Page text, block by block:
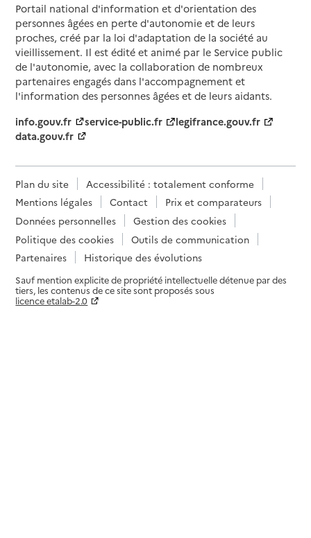
Portail national d'information et d'orientation des
personnes âgées en perte d'autonomie et de leurs
proches, créé par la loi d'adaptation de la société au
vieillissement. Il est édité et animé par le Service public
de l'autonomie, avec la collaboration de nombreux
partenaires engagés dans l'accompagnement et
l'information des personnes âgées et de leurs aidants.
info.gouv.fr
service-public.fr
legifrance.gouv.fr
data.gouv.fr
Plan du site
Accessibilité : totalement conforme
Mentions légales
Contact
Prix et comparateurs
Données personnelles
Gestion des cookies
Politique des cookies
Outils de communication
Partenaires
Historique des évolutions
Sauf mention explicite de propriété intellectuelle détenue par des
tiers, les contenus de ce site sont proposés sous
licence etalab-2.0